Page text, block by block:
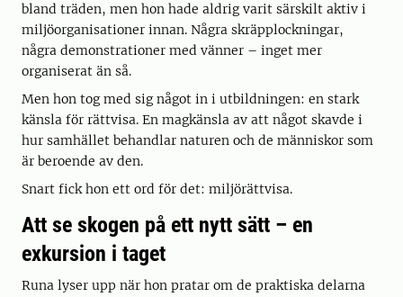
bland träden, men hon hade aldrig varit särskilt aktiv i
miljöorganisationer innan. Några skräpplockningar,
några demonstrationer med vänner – inget mer
organiserat än så.
Men hon tog med sig något in i utbildningen: en stark
känsla för rättvisa. En magkänsla av att något skavde i
hur samhället behandlar naturen och de människor som
är beroende av den.
Snart fick hon ett ord för det: miljörättvisa.
Att se skogen på ett nytt sätt – en
exkursion i taget
Runa lyser upp när hon pratar om de praktiska delarna